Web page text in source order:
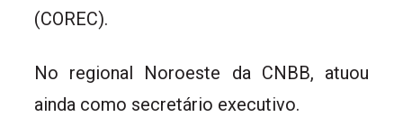
(COREC).
No regional Noroeste da CNBB, atuou
ainda como secretário executivo.